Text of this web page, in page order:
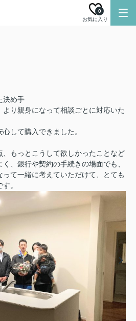
お気に入り
0
決め手
り親身になって相談ごとに対応いた
して購入できました。
、もっとこうして欲しかったことなど
、銀行や契約の手続きの場面でも、
て一緒に考えていただけて、とても
。